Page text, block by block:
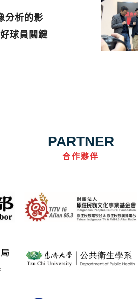
分析的影
球員關鍵
PARTNER
合作夥伴